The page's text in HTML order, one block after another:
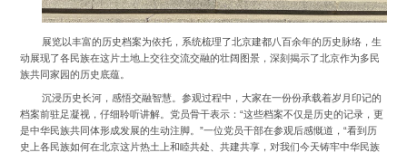
展览以丰富的历史档案为依托，系统梳理了北京建都八百余年的历史脉络，生
动展现了各民族在这片土地上交往交流交融的壮阔图景，深刻揭示了北京作为多民
族共同家园的历史底蕴。
沉浸历史长河，感悟交融智慧。参观过程中，大家在一份份承载着岁月印记的
档案前驻足凝视，仔细聆听讲解。党员骨干表示：“这些档案不仅是历史的记录，更
是中华民族共同体形成发展的生动注脚。”一位党员干部在参观后感慨道，“看到历
史上各民族如何在北京这片热土上和睦共处、共建共享，对我们今天铸牢中华民族